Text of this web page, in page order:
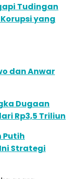
Tudingan
yang
dan Anwar
Dugaan
Rp3,5 Triliun
Putih
Strategi